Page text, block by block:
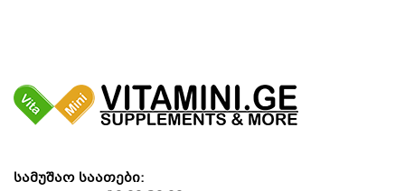
სამუშაო საათები: